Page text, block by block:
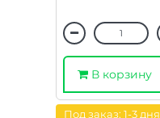
В корзину
Под заказ: 1-3 дня